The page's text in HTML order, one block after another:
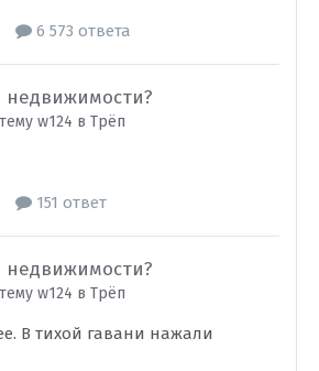
6 573 ответа
w124 в Трёп
151 ответ
w124 в Трёп
В тихой гавани нажали